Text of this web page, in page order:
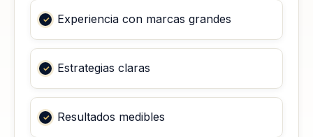
Experiencia con marcas grandes
Estrategias claras
Resultados medibles